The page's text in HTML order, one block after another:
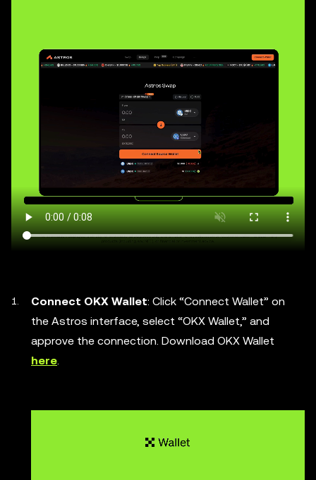
Connect OKX Wallet: Click “Connect Wallet” on
the Astros interface, select “OKX Wallet,” and
approve the connection. Download OKX Wallet
here.